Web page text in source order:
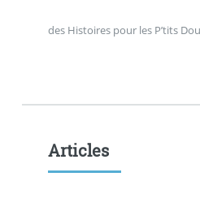
des Histoires pour les P’tits
Articles